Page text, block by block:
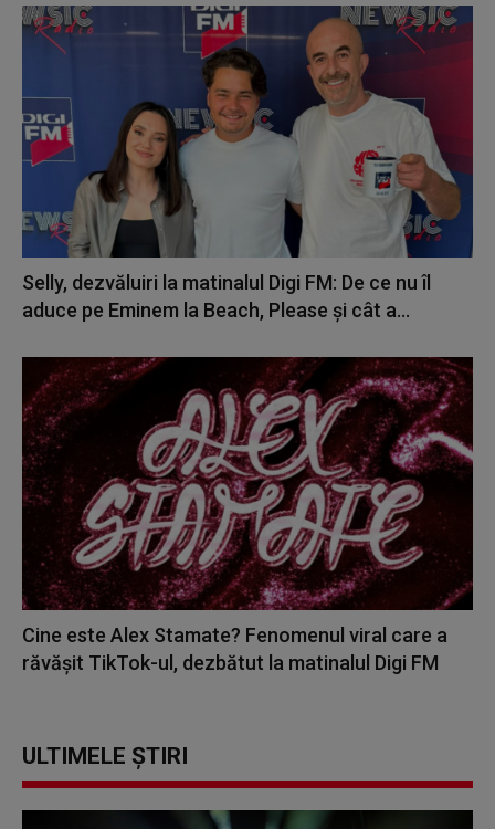
Selly, dezvăluiri la matinalul Digi FM: De ce nu îl
aduce pe Eminem la Beach, Please și cât a...
Cine este Alex Stamate? Fenomenul viral care a
răvășit TikTok-ul, dezbătut la matinalul Digi FM
ULTIMELE ȘTIRI